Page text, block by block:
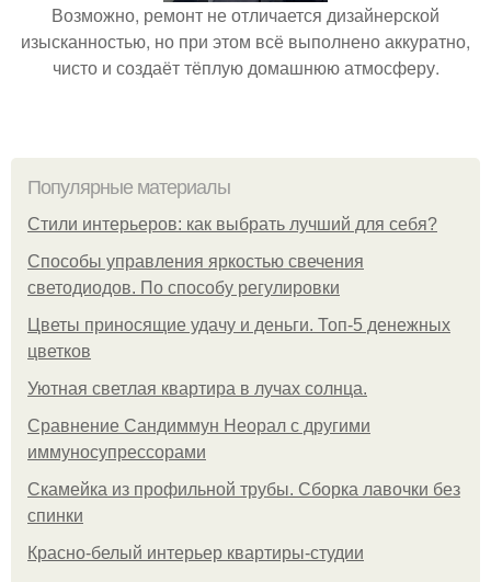
Возможно, ремонт не отличается дизайнерской
изысканностью, но при этом всё выполнено аккуратно,
чисто и создаёт тёплую домашнюю атмосферу.
Популярные материалы
Стили интерьеров: как выбрать лучший для себя?
Способы управления яркостью свечения
светодиодов. По способу регулировки
Цветы приносящие удачу и деньги. Топ-5 денежных
цветков
Уютная светлая квартира в лучах солнца.
Сравнение Сандиммун Неорал с другими
иммуносупрессорами
Скамейка из профильной трубы. Сборка лавочки без
спинки
Красно-белый интерьер квартиры-студии